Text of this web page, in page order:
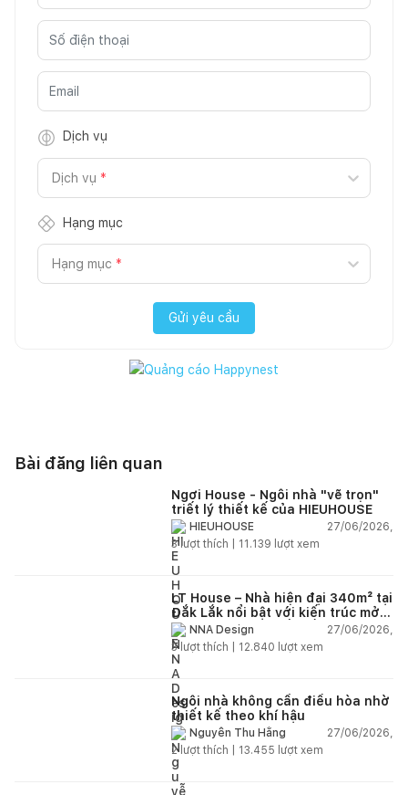
Dịch vụ
Dịch vụ *
Hạng mục
Hạng mục *
Gửi yêu cầu
Bài đăng liên quan
Ngơi House - Ngôi nhà "vẽ trọn"
triết lý thiết kế của HIEUHOUSE
HIEUHOUSE
27/06/2026,
3lượt thích | 11.139 lượt xem
LT House – Nhà hiện đại 340m² tại
Đắk Lắk nổi bật với kiến trúc mở
và hệ sân vườn kết nối thiên
nhiên
NNA Design
27/06/2026,
3lượt thích | 12.840 lượt xem
Ngôi nhà không cần điều hòa nhờ
thiết kế theo khí hậu
Nguyễn Thu Hằng
27/06/2026,
2lượt thích | 13.455 lượt xem